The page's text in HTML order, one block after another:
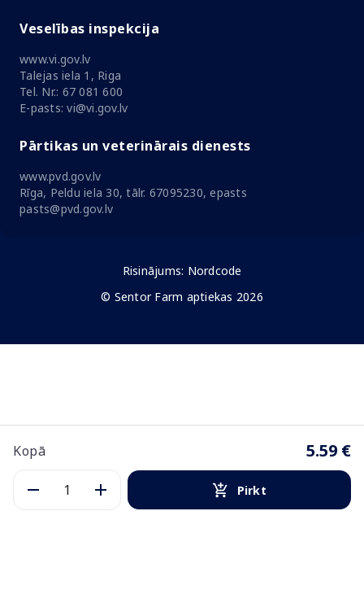
Kopā 5.59 €
Pirkt
Veselības inspekcija
www.vi.gov.lv
Talejas iela 1, Riga
Tel. Nr.: 67 081 600
E-pasts: vi@vi.gov.lv
Pārtikas un veterinārais dienests
www.pvd.gov.lv
Rīga, Peldu iela 30, tālr. 67095230, epasts
pasts@pvd.gov.lv
Risinājums: Nordcode
© Sentor Farm aptiekas 2026